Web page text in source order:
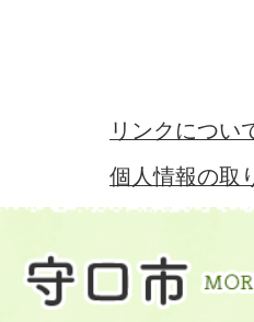
リンクについ
個人情報の取